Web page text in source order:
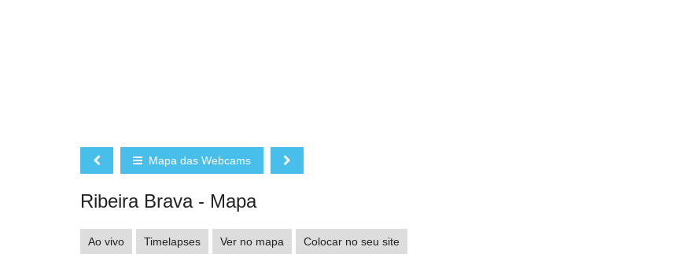
Mapa das Webcams
Ribeira Brava - Mapa
Ao vivo Timelapses Ver no mapa Colocar no seu site